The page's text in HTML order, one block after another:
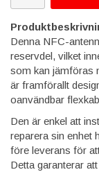
Denna NFC-
reservdel, vilket
som kan jämföras
är framförallt
oanvändbar
Den är enkel att
reparera sin enhet
före leverans för
Detta garanterar